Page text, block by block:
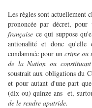
Les règles sont actuellement
prononcée par décret, pour
française ce qui suppose
antionalité et donc qu'elle
condamnée pour un crime ou
de la Nation ou
soustrait aux obligations du
et pour autant d'une part
(dix ou) quinze ans et,
de le rendre apatride.